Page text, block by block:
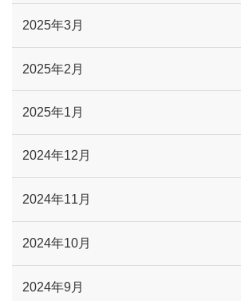
2025年3月
2025年2月
2025年1月
2024年12月
2024年11月
2024年10月
2024年9月